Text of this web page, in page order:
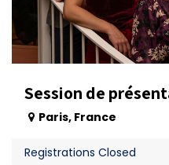
Session de
Paris, France
Registrations Closed